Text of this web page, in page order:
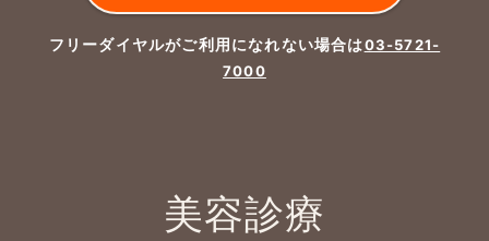
フリーダイヤルがご利用になれない場合は03-5721-
7000
美容診療